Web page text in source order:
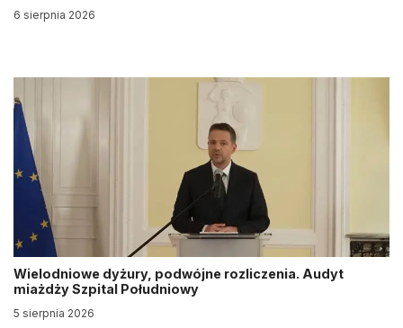
6 sierpnia 2026
Wielodniowe dyżury, podwójne rozliczenia. Audyt
miażdży Szpital Południowy
5 sierpnia 2026